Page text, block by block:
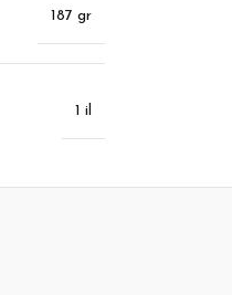
187 gr
1 il